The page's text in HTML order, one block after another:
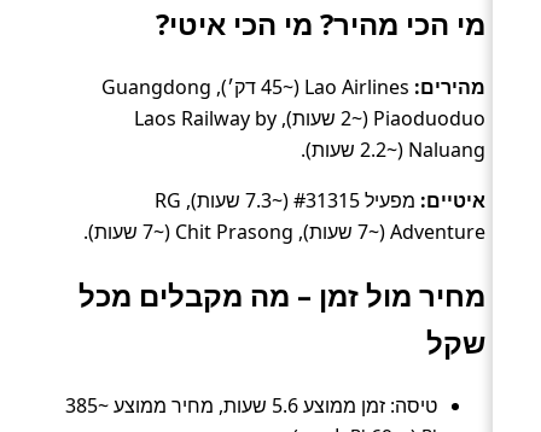
מי הכי מהיר? מי הכי איטי?
מהירים:
Lao Airlines (~45 דק׳), Guangdong
Piaoduoduo (~2 שעות), Laos Railway by
Naluang (~2.2 שעות).
איטיים:
מפעיל #31315 (~7.3 שעות), RG
Adventure (~7 שעות), Chit Prasong (~7 שעות).
מחיר מול זמן – מה מקבלים מכל
שקל
טיסה: זמן ממוצע 5.6 שעות, מחיר ממוצע ~385